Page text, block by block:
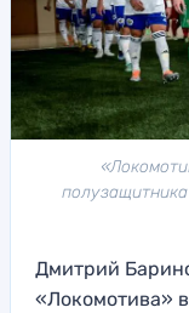
Дмитрий
«Локомотива»